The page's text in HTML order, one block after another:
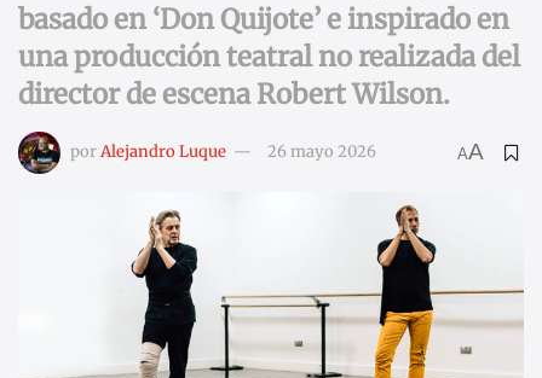
basado en ‘Don Quijote’ e inspirado en
una producción teatral no realizada del
director de escena Robert Wilson.
porAlejandro Luque 26 mayo 2026 AA